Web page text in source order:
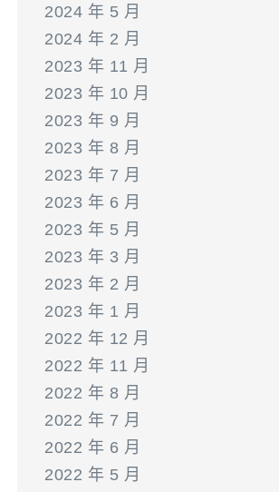
2024 年 5 月
2024 年 2 月
2023 年 11 月
2023 年 10 月
2023 年 9 月
2023 年 8 月
2023 年 7 月
2023 年 6 月
2023 年 5 月
2023 年 3 月
2023 年 2 月
2023 年 1 月
2022 年 12 月
2022 年 11 月
2022 年 8 月
2022 年 7 月
2022 年 6 月
2022 年 5 月